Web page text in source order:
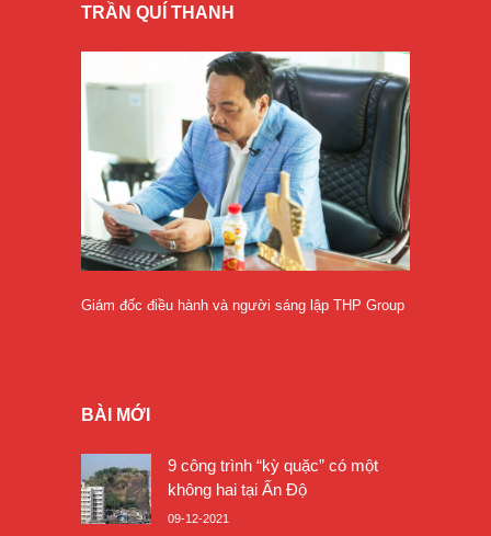
TRẦN QUÍ THANH
Giám đốc điều hành và người sáng lập THP Group
BÀI MỚI
9 công trình “kỳ quặc” có một
không hai tại Ấn Độ
09-12-2021